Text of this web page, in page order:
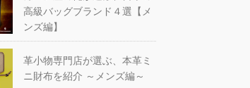
高級バッグブランド４選【メ
ンズ編】
革小物専門店が選ぶ、本革ミ
ニ財布を紹介 ～メンズ編～